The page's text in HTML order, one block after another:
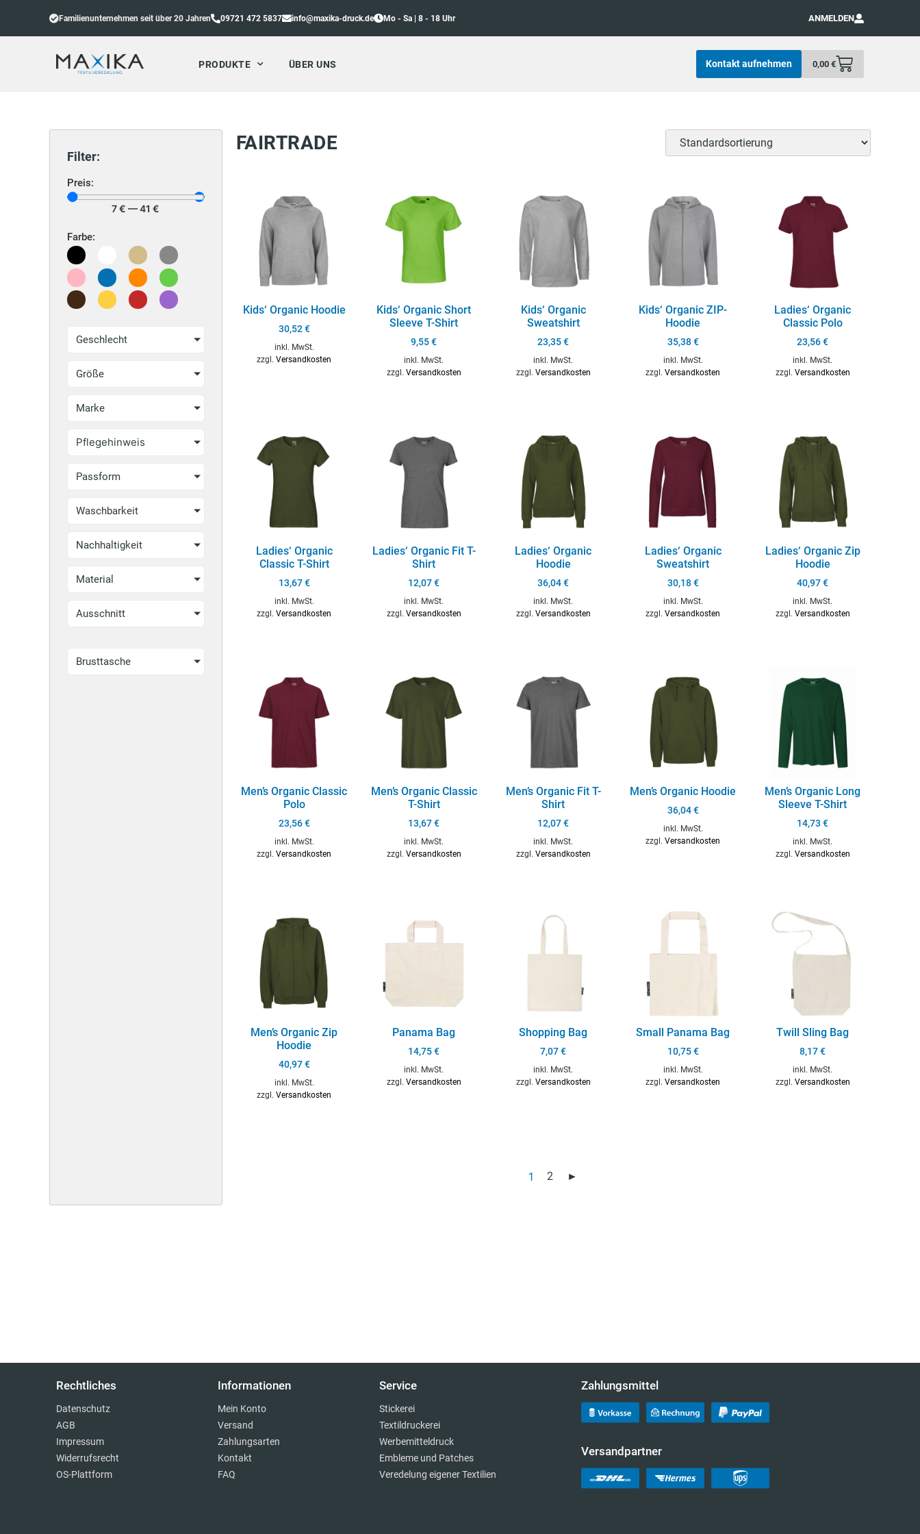
Familienunternehmen seit über 20 Jahren 09721 472 5837 info@maxika-druck.de Mo - Sa | 8 - 18 Uhr ANMELDEN
PRODUKTE ÜBER UNS 0,00 €
Kontakt aufnehmen
Filter:
Preis:
7 € —41 €
Farbe:
Geschlecht
Größe
Marke
Pflegehinweis
Passform
Waschbarkeit
Nachhaltigkeit
Material
Ausschnitt
Brusttasche
FAIRTRADE
Kids‘ Organic Hoodie
30,52€
inkl. MwSt.
zzgl.Versandkosten
Kids‘ Organic Short
Sleeve T-Shirt
9,55€
inkl. MwSt.
zzgl. Versandkosten
Kids‘ Organic
Sweatshirt
23,35€
inkl. MwSt.
zzgl. Versandkosten
Kids‘ Organic ZIP-
Hoodie
35,38€
inkl. MwSt.
zzgl.Versandkosten
Ladies‘ Organic
Classic Polo
23,56€
inkl. MwSt.
zzgl. Versandkosten
Ladies‘ Organic
Classic T-Shirt
13,67€
inkl. MwSt.
zzgl.Versandkosten
Ladies‘ Organic Fit T-
Shirt
12,07€
inkl. MwSt.
zzgl. Versandkosten
Ladies‘ Organic
Hoodie
36,04€
inkl. MwSt.
zzgl. Versandkosten
Ladies‘ Organic
Sweatshirt
30,18€
inkl. MwSt.
zzgl.Versandkosten
Ladies‘ Organic Zip
Hoodie
40,97€
inkl. MwSt.
zzgl. Versandkosten
Men’s Organic Classic
Polo
23,56€
inkl. MwSt.
zzgl.Versandkosten
Men’s Organic Classic
T-Shirt
13,67€
inkl. MwSt.
zzgl. Versandkosten
Men’s Organic Fit T-
Shirt
12,07€
inkl. MwSt.
zzgl. Versandkosten
Men’s Organic Hoodie
36,04€
inkl. MwSt.
zzgl.Versandkosten
Men’s Organic Long
Sleeve T-Shirt
14,73€
inkl. MwSt.
zzgl. Versandkosten
Men’s Organic Zip
Hoodie
40,97€
inkl. MwSt.
zzgl.Versandkosten
Panama Bag
14,75€
inkl. MwSt.
zzgl. Versandkosten
Shopping Bag
7,07€
inkl. MwSt.
zzgl. Versandkosten
Small Panama Bag
10,75€
inkl. MwSt.
zzgl.Versandkosten
Twill Sling Bag
8,17€
inkl. MwSt.
zzgl. Versandkosten
1 2 ►
Rechtliches
Datenschutz
AGB
Impressum
Widerrufsrecht
OS-Plattform
Informationen
Mein Konto
Versand
Zahlungsarten
Kontakt
FAQ
Service
Stickerei
Textildruckerei
Werbemitteldruck
Embleme und Patches
Veredelung eigener Textilien
Zahlungsmittel
Versandpartner